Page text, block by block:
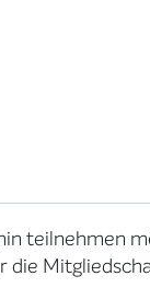
teilnehmen
die